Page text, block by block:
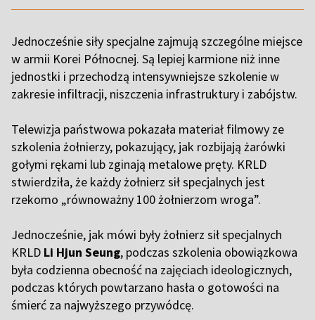
Jednocześnie siły specjalne zajmują szczególne miejsce
w armii Korei Północnej. Są lepiej karmione niż inne
jednostki i przechodzą intensywniejsze szkolenie w
zakresie infiltracji, niszczenia infrastruktury i zabójstw.
Telewizja państwowa pokazała materiał filmowy ze
szkolenia żołnierzy, pokazujący, jak rozbijają żarówki
gołymi rękami lub zginają metalowe pręty. KRLD
stwierdziła, że ​​każdy żołnierz sił specjalnych jest
rzekomo „równoważny 100 żołnierzom wroga”.
Jednocześnie, jak mówi były żołnierz sił specjalnych
KRLD Li Hjun Seung, podczas szkolenia obowiązkowa
była codzienna obecność na zajęciach ideologicznych,
podczas których powtarzano hasła o gotowości na
śmierć za najwyższego przywódcę.